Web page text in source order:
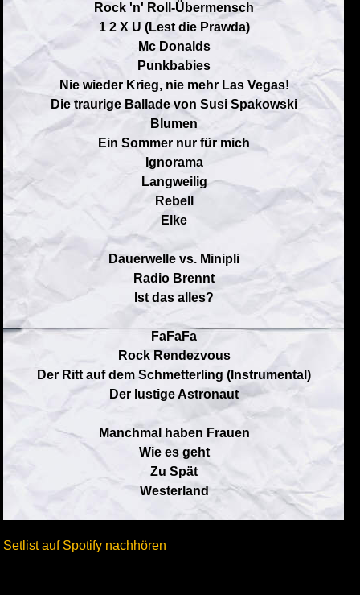
Rock 'n' Roll-Übermensch
1 2 X U (Lest die Prawda)
Mc Donalds
Punkbabies
Nie wieder Krieg, nie mehr Las Vegas!
Die traurige Ballade von Susi Spakowski
Blumen
Ein Sommer nur für mich
Ignorama
Langweilig
Rebell
Elke
Dauerwelle vs. Minipli
Radio Brennt
Ist das alles?
FaFaFa
Rock Rendezvous
Der Ritt auf dem Schmetterling (Instrumental)
Der lustige Astronaut
Manchmal haben Frauen
Wie es geht
Zu Spät
Westerland
Setlist auf Spotify nachhören